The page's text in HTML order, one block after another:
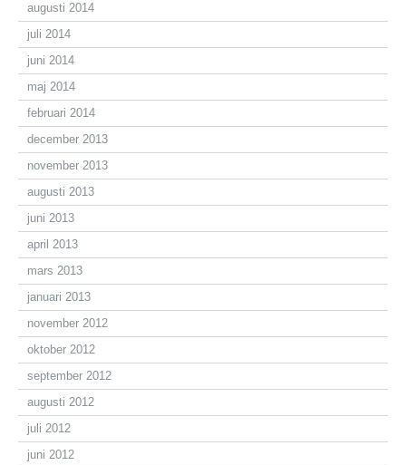
augusti 2014
juli 2014
juni 2014
maj 2014
februari 2014
december 2013
november 2013
augusti 2013
juni 2013
april 2013
mars 2013
januari 2013
november 2012
oktober 2012
september 2012
augusti 2012
juli 2012
juni 2012